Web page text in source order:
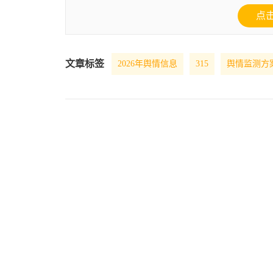
点
文章标签 2026年舆情信息 315 舆情监测方